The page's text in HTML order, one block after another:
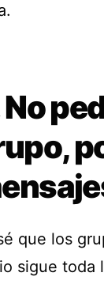
No
que los
sigue toda